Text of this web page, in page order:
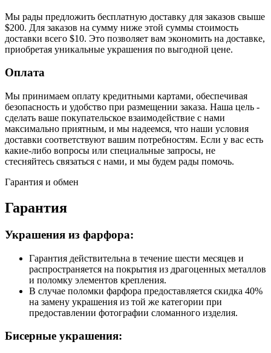
Мы рады предложить бесплатную доставку для заказов свыше
$200. Для заказов на сумму ниже этой суммы стоимость
доставки всего $10. Это позволяет вам экономить на доставке,
приобретая уникальные украшения по выгодной цене.
Оплата
Мы принимаем оплату кредитными картами, обеспечивая
безопасность и удобство при размещении заказа. Наша цель -
сделать ваше покупательское взаимодействие с нами
максимально приятным, и мы надеемся, что наши условия
доставки соответствуют вашим потребностям. Если у вас есть
какие-либо вопросы или специальные запросы, не
стесняйтесь связаться с нами, и мы будем рады помочь.
Гарантия и обмен
Гарантия
Украшения из фарфора:
Гарантия действительна в течение шести месяцев и
распространяется на покрытия из драгоценных металлов
и поломку элементов крепления.
В случае поломки фарфора предоставляется скидка 40%
на замену украшения из той же категории при
предоставлении фотографии сломанного изделия.
Бисерные украшения: